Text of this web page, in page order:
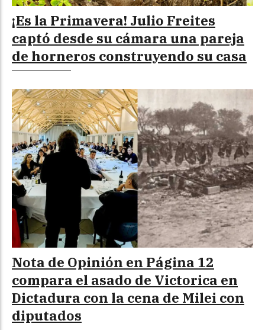
¡Es la Primavera! Julio Freites
captó desde su cámara una pareja
de horneros construyendo su casa
Nota de Opinión en Página 12
compara el asado de Victorica en
Dictadura con la cena de Milei con
diputados